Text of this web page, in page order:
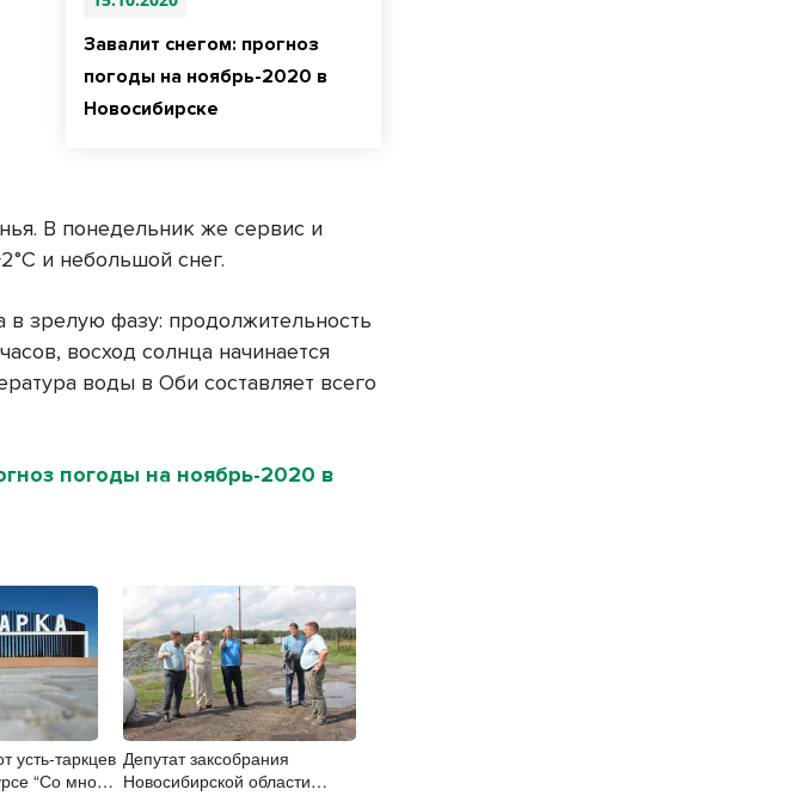
Завалит снегом: прогноз
погоды на ноябрь-2020 в
Новосибирске
В понедельник же сервис и
и небольшой снег.
зрелую фазу: продолжительность
восход солнца начинается
воды в Оби составляет всего
погоды на ноябрь-2020 в
усть-таркцев
“Со мной
Депутат заксобрания
Новосибирской области